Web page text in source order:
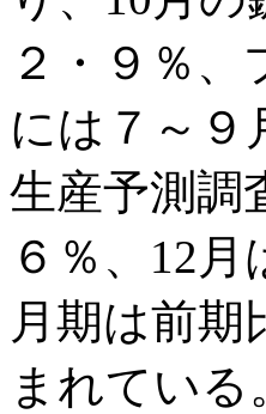
２・９％
には７～９
生産予測調
６％、12
月期は前
まれてい